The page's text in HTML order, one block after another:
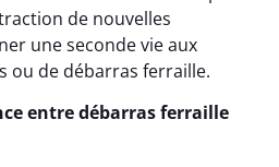
de nouvelles
une seconde vie aux
ou de débarras ferraille.
entre débarras ferraille